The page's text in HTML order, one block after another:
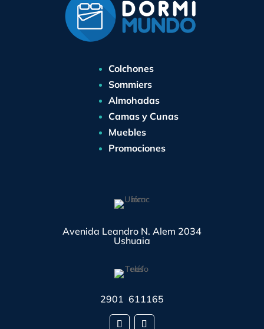
Colchones
Sommiers
Almohadas
Camas y Cunas
Muebles
Promociones
Avenida Leandro N. Alem 2034
Ushuaia
2901 611165